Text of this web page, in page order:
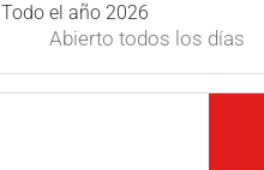
Todo el año 2026
Abierto todos los días